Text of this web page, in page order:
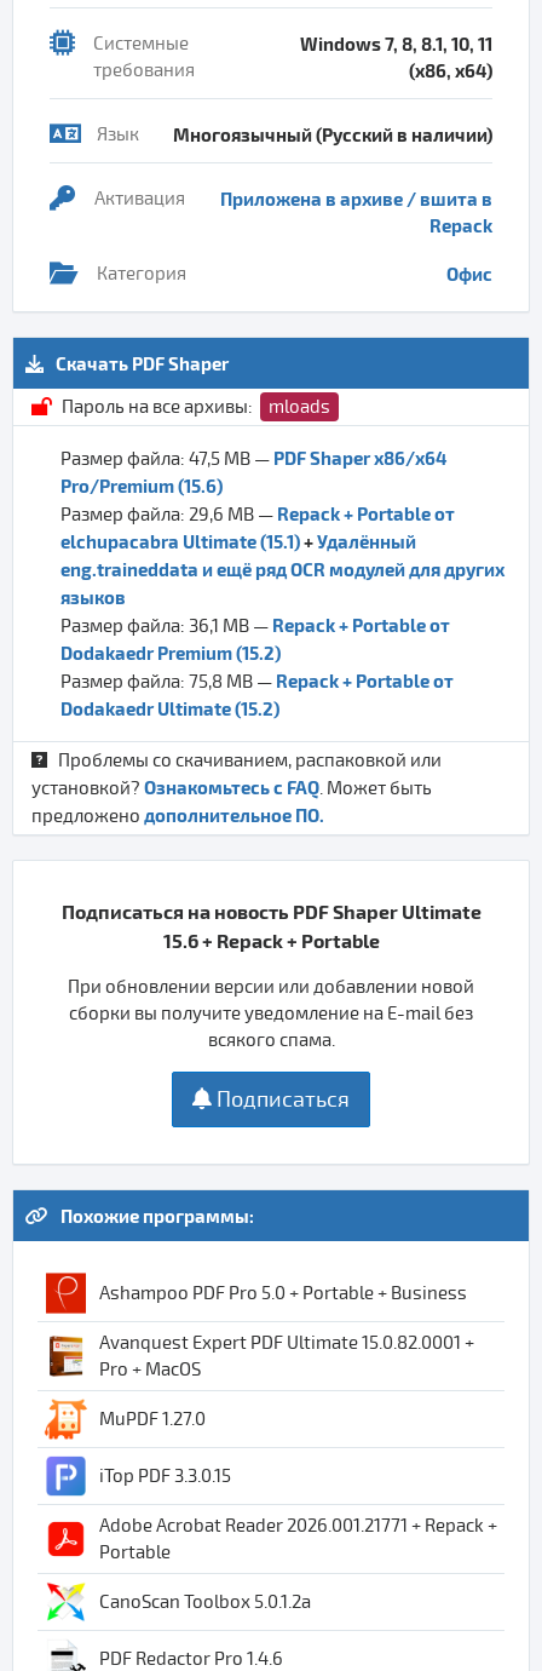
Системные
требования
Windows 7, 8, 8.1, 10, 11
(x86, x64)
Язык Многоязычный (Русский в наличии)
Активация
Приложена в архиве / вшита в
Repack
Категория Офис
Скачать PDF Shaper
Пароль на все архивы:
mloads
Размер файла: 47,5 MB — PDF Shaper x86/x64
Pro/Premium (15.6)
Размер файла: 29,6 MB — Repack + Portable от
elchupacabra Ultimate (15.1)+Удалённый
eng.traineddata и ещё ряд OCR модулей для других
языков
Размер файла: 36,1 MB — Repack + Portable от
Dodakaedr Premium (15.2)
Размер файла: 75,8 MB — Repack + Portable от
Dodakaedr Ultimate (15.2)
Проблемы со скачиванием, распаковкой или
установкой? Ознакомьтесь с FAQ. Может быть
предложено дополнительное ПО.
Подписаться на новость PDF Shaper Ultimate
15.6 + Repack + Portable
При обновлении версии или добавлении новой
сборки вы получите уведомление на E-mail без
всякого спама.
Подписаться
Похожие программы:
Ashampoo PDF Pro 5.0 + Portable + Business
Avanquest Expert PDF Ultimate 15.0.82.0001 +
Pro + MacOS
MuPDF 1.27.0
iTop PDF 3.3.0.15
Adobe Acrobat Reader 2026.001.21771 + Repack +
Portable
CanoScan Toolbox 5.0.1.2a
PDF Redactor Pro 1.4.6